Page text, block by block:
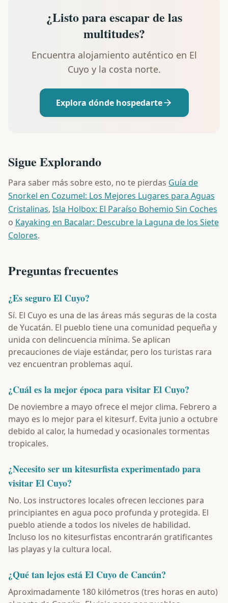
¿Listo para escapar de las
multitudes?
Encuentra alojamiento auténtico en El
Cuyo y la costa norte.
Explora dónde hospedarte
Sigue Explorando
Para saber más sobre esto, no te pierdas Guía de
Snorkel en Cozumel: Los Mejores Lugares para Aguas
Cristalinas, Isla Holbox: El Paraíso Bohemio Sin Coches
o Kayaking en Bacalar: Descubre la Laguna de los Siete
Colores.
Preguntas frecuentes
¿Es seguro El Cuyo?
Sí. El Cuyo es una de las áreas más seguras de la costa
de Yucatán. El pueblo tiene una comunidad pequeña y
unida con delincuencia mínima. Se aplican
precauciones de viaje estándar, pero los turistas rara
vez encuentran problemas aquí.
¿Cuál es la mejor época para visitar El Cuyo?
De noviembre a mayo ofrece el mejor clima. Febrero a
mayo es lo mejor para el kitesurf. Evita junio a octubre
debido al calor, la humedad y ocasionales tormentas
tropicales.
¿Necesito ser un kitesurfista experimentado para
visitar El Cuyo?
No. Los instructores locales ofrecen lecciones para
principiantes en agua poco profunda y protegida. El
pueblo atiende a todos los niveles de habilidad.
Incluso los no kitesurfistas encontrarán gratificantes
las playas y la cultura local.
¿Qué tan lejos está El Cuyo de Cancún?
Aproximadamente 180 kilómetros (tres horas en auto)